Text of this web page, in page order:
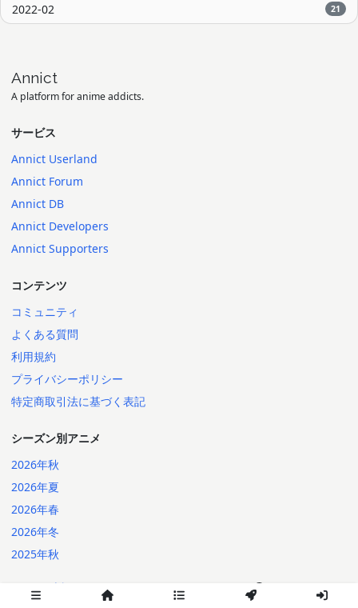
2022-02 21
Annict
A platform for anime addicts.
サービス
Annict Userland
Annict Forum
Annict DB
Annict Developers
Annict Supporters
コンテンツ
コミュニティ
よくある質問
利用規約
プライバシーポリシー
特定商取引法に基づく表記
シーズン別アニメ
2026年秋
2026年夏
2026年春
2026年冬
2025年秋
言語: 日本語 English
2014-2026 Annict